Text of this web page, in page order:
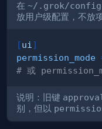
在 ~/.grok/
放用户级配置，不放
[ui ]
permission_mode
# 或
说明：旧键
别，但以